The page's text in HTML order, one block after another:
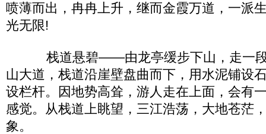
喷薄而出，冉冉上升，继而金霞万道，一派
光无限!
栈道悬碧——由龙亭缓步下山，走一段
山大道，栈道沿崖壁盘曲而下，用水泥铺设
设栏杆。因地势高耸，游人走在上面，会有
感觉。从栈道上眺望，三江浩荡，大地苍茫
象。